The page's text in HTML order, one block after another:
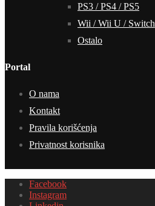
PS3 / PS4 / PS5
Wii / Wii U / Switch
Ostalo
Portal
O nama
Kontakt
Pravila korišćenja
Privatnost korisnika
Facebook
Instagram